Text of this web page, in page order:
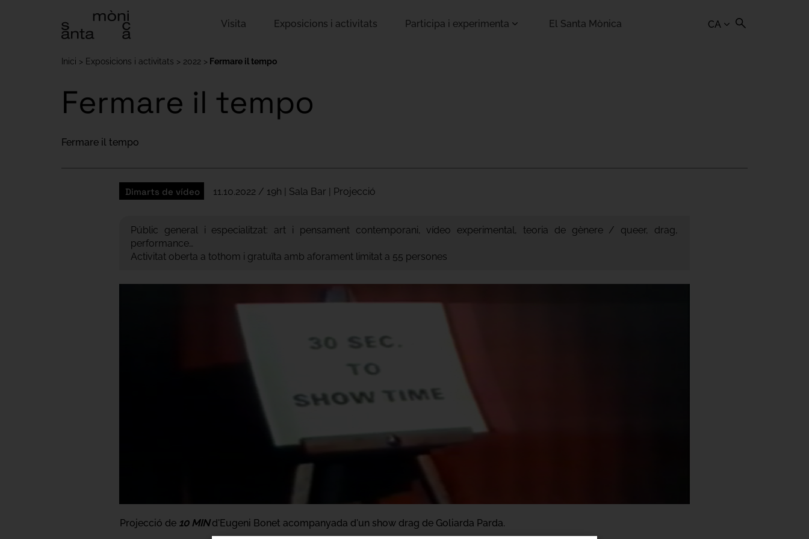
CA
Visita Exposicions i activitats Participa i experimenta El Santa Mònica
Inici Exposicions i activitats 2022 Fermare il tempo
Fermare il tempo
Fermare il tempo
Dimarts de vídeo 11.10.2022 / 19h | Sala Bar | Projecció
Públic general i especialitzat: art i pensament contemporani, vídeo experimental, teoria de gènere / queer, drag,
performance…
Activitat oberta a tothom i gratuïta amb aforament limitat a 55 persones
Projecció de 10 MINd'Eugeni Bonet acompanyada d'un show drag de Goliarda Parda.